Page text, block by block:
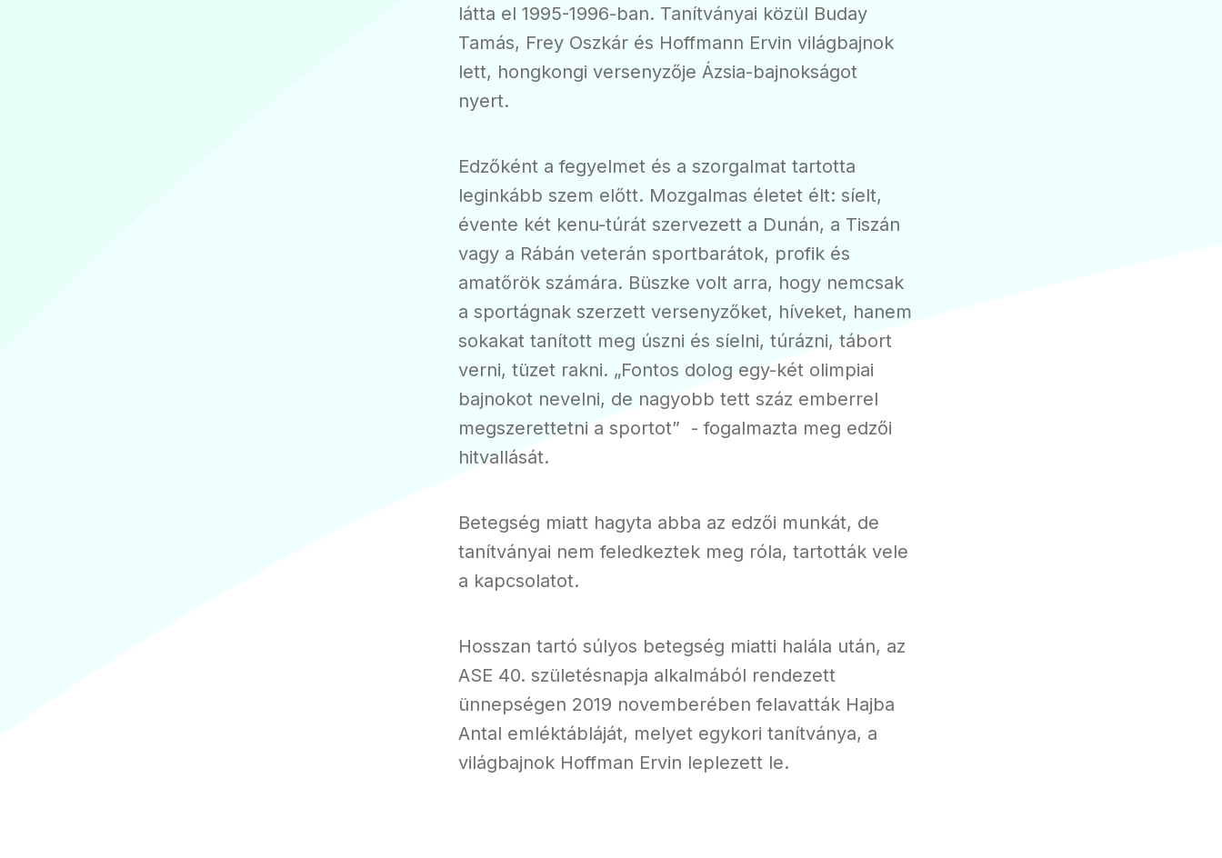
látta el 1995-1996-ban. Tanítványai közül Buday
Tamás, Frey Oszkár és Hoffmann Ervin világbajnok
lett, hongkongi versenyzője Ázsia-bajnokságot
nyert.
Edzőként a fegyelmet és a szorgalmat tartotta
leginkább szem előtt. Mozgalmas életet élt: síelt,
évente két kenu-túrát szervezett a Dunán, a Tiszán
vagy a Rábán veterán sportbarátok, profik és
amatőrök számára. Büszke volt arra, hogy nemcsak
a sportágnak szerzett versenyzőket, híveket, hanem
sokakat tanított meg úszni és síelni, túrázni, tábort
verni, tüzet rakni. „Fontos dolog egy-két olimpiai
bajnokot nevelni, de nagyobb tett száz emberrel
megszerettetni a sportot” - fogalmazta meg edzői
hitvallását.
Betegség miatt hagyta abba az edzői munkát, de
tanítványai nem feledkeztek meg róla, tartották vele
a kapcsolatot.
Hosszan tartó súlyos betegség miatti halála után, az
ASE 40. születésnapja alkalmából rendezett
ünnepségen 2019 novemberében felavatták Hajba
Antal emléktábláját, melyet egykori tanítványa, a
világbajnok Hoffman Ervin leplezett le.